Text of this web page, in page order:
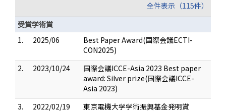
全件表示（115件）
受賞学術賞
1.
2025/06
Best Paper Award(国際会議ECTI-
CON2025)
2.
2023/10/24
国際会議ICCE-Asia 2023 Best paper
award: Silver prize(国際会議ICCE-
Asia 2023)
3.
2022/02/19
東京電機大学学術振興基金発明賞